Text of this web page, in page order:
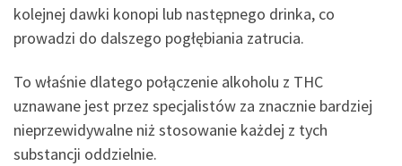
kolejnej dawki konopi lub następnego drinka, co
prowadzi do dalszego pogłębiania zatrucia.
To właśnie dlatego połączenie alkoholu z THC
uznawane jest przez specjalistów za znacznie bardziej
nieprzewidywalne niż stosowanie każdej z tych
substancji oddzielnie.